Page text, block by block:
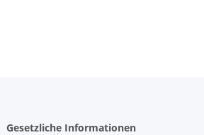
Gesetzliche Informationen